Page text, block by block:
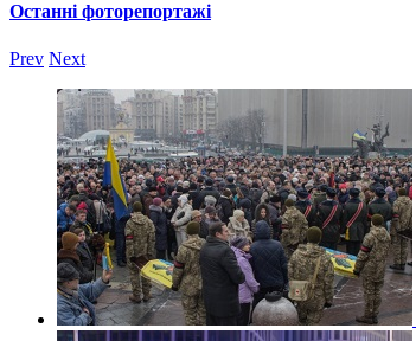
Останні фоторепортажі
Prev Next